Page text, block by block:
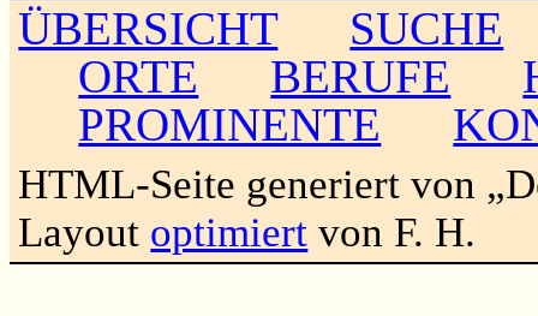
ÜBERSICHT
SUCHE
ORTE
BERUFE
PROMINENTE
HTML-Seite generiert von
Layout optimiert von F. H.